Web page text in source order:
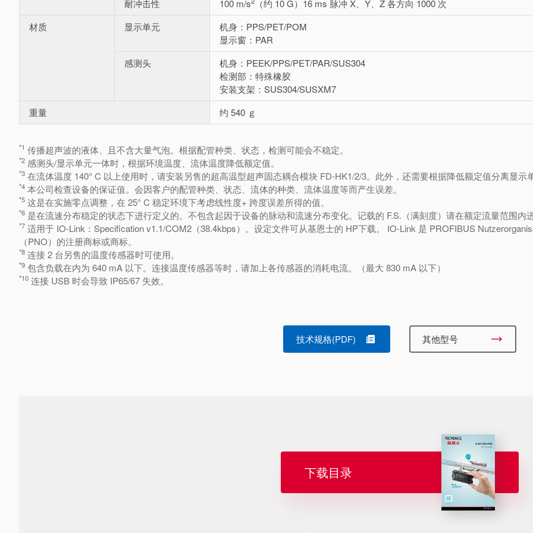
耐冲击性
100 m/s
（约 10 G）16 ms 脉冲 X、Y、Z 各方向 1000 次
材质
显示单元
机身：PPS/PET/POM
显示窗：PAR
感测头
机身：PEEK/PPS/PET/PAR/SUS304
检测部：特殊橡胶
安装支架：SUS304/SUSXM7
重量
约 540 ｇ
*1 传播超声波的液体、且不含大量气泡。根据配管种类、状态，检测可能会不稳定。
*2 感测头/显示单元一体时，根据环境温度、流体温度降低额定值。
*3 在流体温度 140° C 以上使用时，请安装另售的超高温型超声固态耦合模块 FD-HK1/2/3。此外，还需要根据降低额定值分离显示单
*4 本公司检查设备的保证值。会因客户的配管种类、状态、流体的种类、流体温度等而产生误差。
*5 这是在实施零点调整，在 25° C 稳定环境下考虑线性度+ 跨度误差所得的值。
*6 是在流速分布稳定的状态下进行定义的。不包含起因于设备的脉动和流速分布变化。记载的 F.S.（满刻度）请在额定流量范围内进
*7 适用于 IO-Link：Specification v1.1/COM2（38.4kbps）。设定文件可从基恩士的 HP下载。 IO-Link 是 PROFIBUS
（PNO）的注册商标或商标。
*8 连接 2 台另售的温度传感器时可使用。
*9 包含负载在内为 640 mA 以下。连接温度传感器等时，请加上各传感器的消耗电流。（最大 830 mA 以下）
*10 连接 USB 时会导致 IP65/67 失效。
技术规格(PDF) 其他型号
下载目录